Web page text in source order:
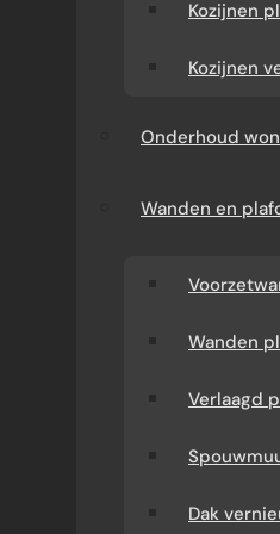
Kozijnen
Kozijnen
Onderhoud
Wanden en
Wanden
Verlaagd
Dak
besparen, hoe dit
verbouwen kosten.
WATERBESPARENDE